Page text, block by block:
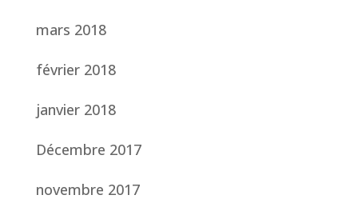
mars 2018
février 2018
janvier 2018
Décembre 2017
novembre 2017